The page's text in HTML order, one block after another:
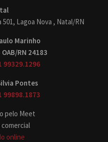
501, Lagoa Nova , Natal/RN
Marinho
RN 24183
99329.1296
Pontes
99898.1873
pelo Meet
online